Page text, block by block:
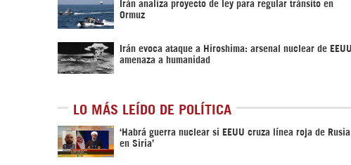
Irán analiza proyecto de ley para regular tránsito en
Ormuz
Irán evoca ataque a Hiroshima: arsenal nuclear de EEUU
amenaza a humanidad
LO MÁS LEÍDO DE POLÍTICA
‎‘Habrá guerra nuclear si EEUU cruza línea roja de Rusia
en Siria’‎